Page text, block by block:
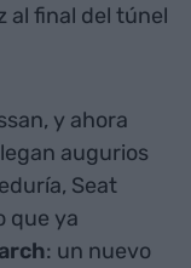
al final del túnel
y ahora
augurios
Seat
que ya
: un nuevo